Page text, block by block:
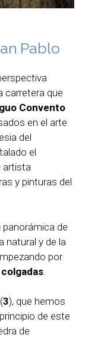
Pablo
carretera que
Convento
en el arte
del
el
artista
y pinturas del
de
natural y de la
por
(3), que hemos
de este
de